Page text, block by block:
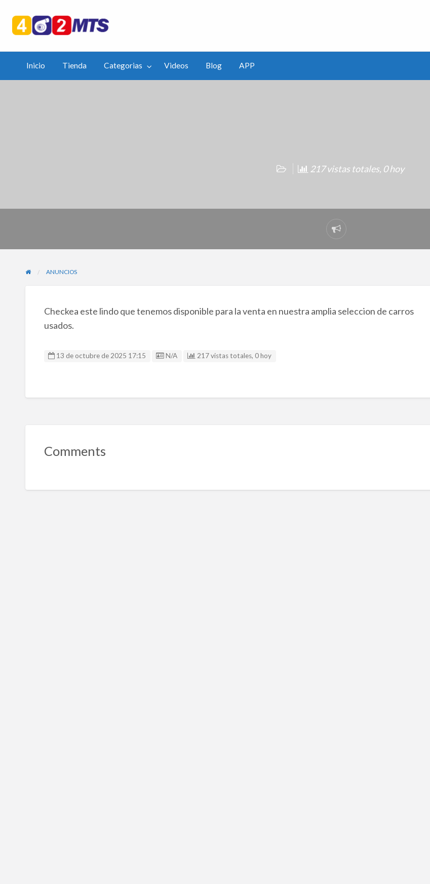
Videos Blog APP
Inicio Tienda Categorias Videos Blog APP
217 vistas totales, 0 hoy
Reportar
problema
ANUNCIOS
Checkea este lindo que tenemos disponible para la venta en nuestra amplia seleccion de carros
usados.
13 de octubre de 2025 17:15 Listing ID
N/A 217 vistas totales, 0 hoy
Comments